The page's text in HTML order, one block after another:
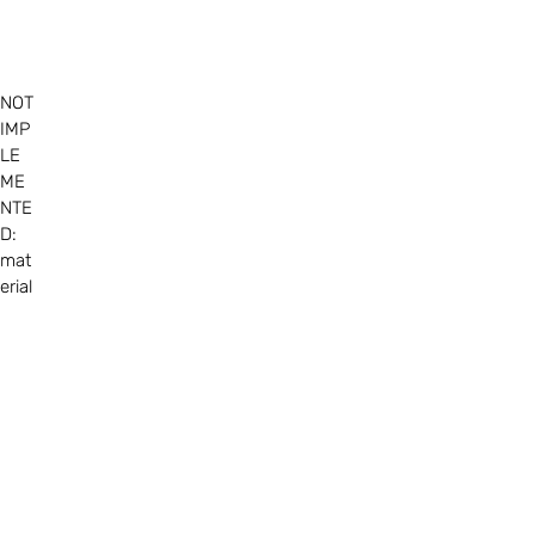
NOT
IMP
LE
ME
NTE
D:
mat
erial